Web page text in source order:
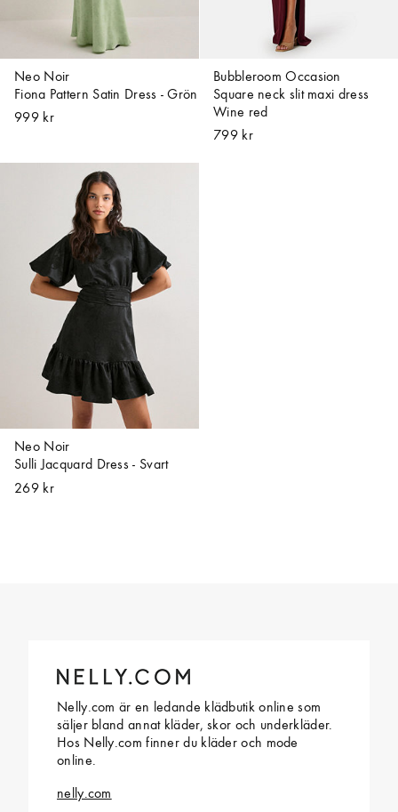
Neo Noir
Fiona Pattern Satin Dress - Grön
999 kr
Bubbleroom Occasion
Square neck slit maxi dress
Wine red
799 kr
Neo Noir
Sulli Jacquard Dress - Svart
269 kr
Nelly.com är en ledande klädbutik online som
säljer bland annat kläder, skor och underkläder.
Hos Nelly.com finner du kläder och mode
online.
nelly.com